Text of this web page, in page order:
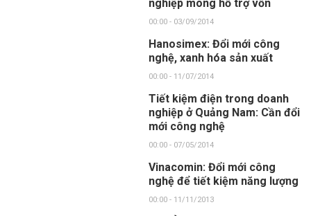
nghiệp mong hỗ trợ vốn
00:00 - 03/09/2014
Hanosimex: Đổi mới công
nghệ, xanh hóa sản xuất
00:00 - 11/07/2014
Tiết kiệm điện trong doanh
nghiệp ở Quảng Nam: Cần đổi
mới công nghệ
00:00 - 07/05/2014
Vinacomin: Đổi mới công
nghệ để tiết kiệm năng lượng
00:00 - 11/11/2013